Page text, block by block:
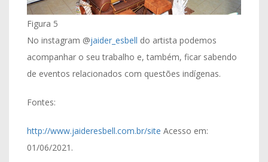
Figura 5
No instagram @jaider_esbell do artista podemos
acompanhar o seu trabalho e, também, ficar sabendo
de eventos relacionados com questões indígenas.
Fontes:
http://www.jaideresbell.com.br/site Acesso em:
01/06/2021.